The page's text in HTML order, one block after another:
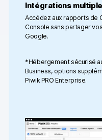
Intégrations
Accédez aux rapports de
Console sans partager
Google.
*Hébergement sécurisé
Business, options
Piwik PRO Enterprise.